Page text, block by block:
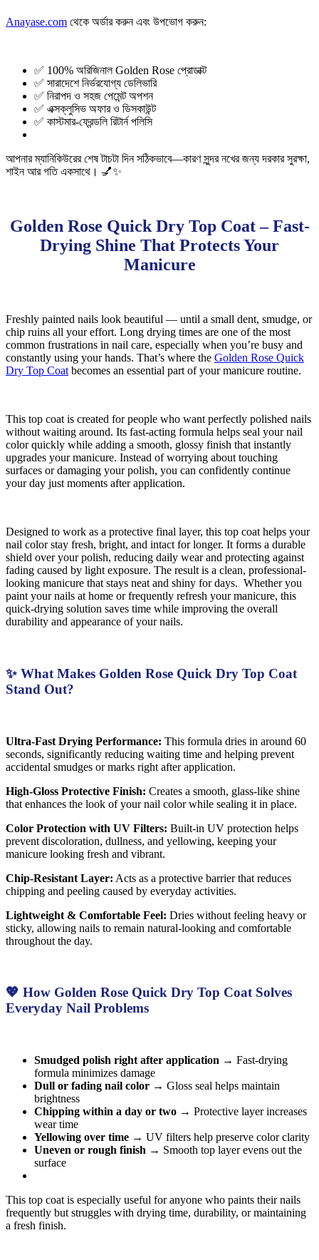
Anayase.com থেকে অর্ডার করুন এবং উপভোগ করুন:
✅ 100% অরিজিনাল Golden Rose প্রোডাক্ট
✅ সারাদেশে নির্ভরযোগ্য ডেলিভারি
✅ নিরাপদ ও সহজ পেমেন্ট অপশন
✅ এক্সক্লুসিভ অফার ও ডিসকাউন্ট
✅ কাস্টমার-ফ্রেন্ডলি রিটার্ন পলিসি
আপনার ম্যানিকিউরের শেষ টাচটা দিন সঠিকভাবে—কারণ সুন্দর নখের জন্য দরকার সুরক্ষা,
শাইন আর গতি একসাথে। 💅✨
Golden Rose Quick Dry Top Coat – Fast-
Drying Shine That Protects Your
Manicure
Freshly painted nails look beautiful — until a small dent, smudge, or
chip ruins all your effort. Long drying times are one of the most
common frustrations in nail care, especially when you’re busy and
constantly using your hands. That’s where the Golden Rose Quick
Dry Top Coat becomes an essential part of your manicure routine.
This top coat is created for people who want perfectly polished nails
without waiting around. Its fast-acting formula helps seal your nail
color quickly while adding a smooth, glossy finish that instantly
upgrades your manicure. Instead of worrying about touching
surfaces or damaging your polish, you can confidently continue
your day just moments after application.
Designed to work as a protective final layer, this top coat helps your
nail color stay fresh, bright, and intact for longer. It forms a durable
shield over your polish, reducing daily wear and protecting against
fading caused by light exposure. The result is a clean, professional-
looking manicure that stays neat and shiny for days. Whether you
paint your nails at home or frequently refresh your manicure, this
quick-drying solution saves time while improving the overall
durability and appearance of your nails.
✨ What Makes Golden Rose Quick Dry Top Coat
Stand Out?
Ultra-Fast Drying Performance: This formula dries in around 60
seconds, significantly reducing waiting time and helping prevent
accidental smudges or marks right after application.
High-Gloss Protective Finish: Creates a smooth, glass-like shine
that enhances the look of your nail color while sealing it in place.
Color Protection with UV Filters: Built-in UV protection helps
prevent discoloration, dullness, and yellowing, keeping your
manicure looking fresh and vibrant.
Chip-Resistant Layer: Acts as a protective barrier that reduces
chipping and peeling caused by everyday activities.
Lightweight & Comfortable Feel: Dries without feeling heavy or
sticky, allowing nails to remain natural-looking and comfortable
throughout the day.
💖 How Golden Rose Quick Dry Top Coat Solves
Everyday Nail Problems
Smudged polish right after application → Fast-drying
formula minimizes damage
Dull or fading nail color → Gloss seal helps maintain
brightness
Chipping within a day or two → Protective layer increases
wear time
Yellowing over time → UV filters help preserve color clarity
Uneven or rough finish → Smooth top layer evens out the
surface
This top coat is especially useful for anyone who paints their nails
frequently but struggles with drying time, durability, or maintaining
a fresh finish.